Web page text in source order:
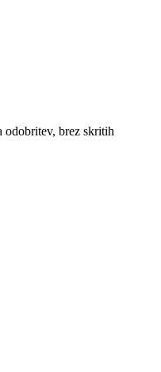
odobritev, brez skritih